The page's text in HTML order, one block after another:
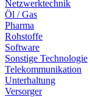
Netzwerktechnik
Öl / Gas
Pharma
Rohstoffe
Software
Sonstige Technologie
Telekommunikation
Unterhaltung
Versorger